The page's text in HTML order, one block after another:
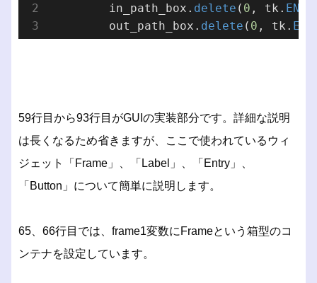
        in_path_box.
delete ( 0 , tk. END
        out_path_box.
delete ( 0 , tk. END
59行目から93行目がGUIの実装部分です。詳細な説明
は長くなるため省きますが、ここで使われているウィ
ジェット「Frame」、「Label」、「Entry」、
「Button」について簡単に説明します。
65、66行目では、frame1変数にFrameという箱型のコ
ンテナを設定しています。